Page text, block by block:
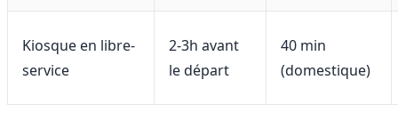
Kiosque en libre-
service
2-3h avant
le départ
40 min
(domestique)